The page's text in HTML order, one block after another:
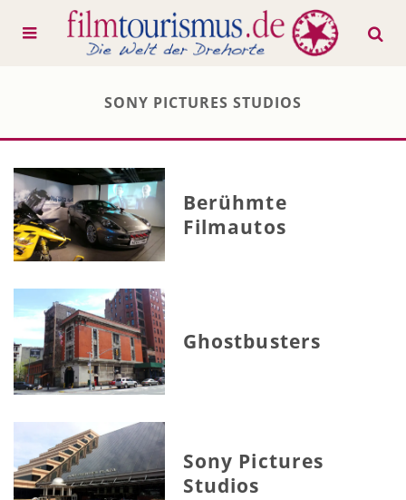
SONY PICTURES STUDIOS
Berühmte
Filmautos
Ghostbusters
Sony Pictures
Studios